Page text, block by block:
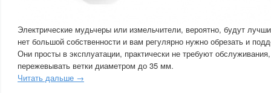
Электрические мудьчеры или измельчители, вероятно, будут
нет большой собственности и вам регулярно нужно обрезать и
Они просты в эксплуатации, практически не требуют
пережевывать ветки диаметром до 35 мм.
Читать дальше →